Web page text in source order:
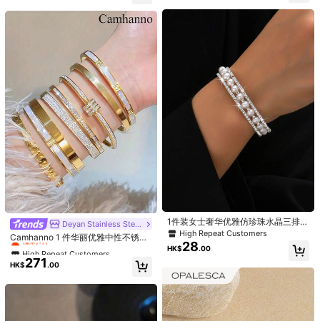
Allin Jewelry Mall
復古奢華金色不鏽鋼編織扭花手鐲首
飾套組 女款 日常派對 媽媽禮物 情人
節 波西米亞風 夏季海灘聖誕節
僅剩1件
HK$60.20 -3%
SHEIN 女士纯色拉绒罗纹修身短裤、
僅剩1件
59
Deyan Stainless Steel Jewelry
Camhanno 1 件华丽优雅中性不锈钢
手链精致各种手链适合女士的生日礼
物
High Repeat Customers
僅剩1件
High Repeat Customers
僅剩1件
High Repeat Customers
僅剩1件
僅剩1件
HK$271 .00
1件装女士奢华优雅仿珍珠水晶三排手
链，适合派对佩戴
High Repeat Customers
HK$28.00